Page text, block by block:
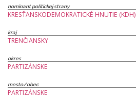
nominant politickej strany
KRESŤANSKODEMOKRATICKÉ HNUTIE (KDH)
kraj
TRENČIANSKY
okres
PARTIZÁNSKE
mesto/obec
PARTIZÁNSKE